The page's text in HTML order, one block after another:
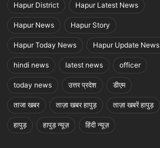
Hapur District Hapur Latest News
Hapur News Hapur Story
Hapur Today News Hapur Update News
hindi news latest news officer
today news उत्तर प्रदेश डीएम
ताजा खबर ताज़ा खबर हापुड़ ताज़ा खबरें हापुड़
हापुड़ हापुड़ न्यूज़ हिंदी न्यूज़